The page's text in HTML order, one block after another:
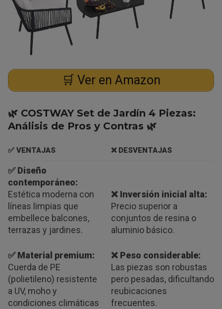
🛒 Ver en Amazon
🌿 COSTWAY Set de Jardín 4 Piezas:
Análisis de Pros y Contras 🌿
✅ VENTAJAS ❌ DESVENTAJAS
✅ Diseño
contemporáneo:
Estética moderna con
líneas limpias que
embellece balcones,
terrazas y jardines.
✅ Material premium:
Cuerda de PE
(polietileno) resistente
a UV, moho y
condiciones climáticas
❌ Inversión inicial alta:
Precio superior a
conjuntos de resina o
aluminio básico.
❌ Peso considerable:
Las piezas son robustas
pero pesadas, dificultando
reubicaciones
frecuentes.